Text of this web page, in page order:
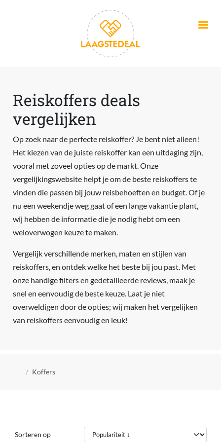
Reiskoffers deals
vergelijken
Op zoek naar de perfecte reiskoffer? Je bent niet alleen!
Het kiezen van de juiste reiskoffer kan een uitdaging zijn,
vooral met zoveel opties op de markt. Onze
vergelijkingswebsite helpt je om de beste reiskoffers te
vinden die passen bij jouw reisbehoeften en budget. Of je
nu een weekendje weg gaat of een lange vakantie plant,
wij hebben de informatie die je nodig hebt om een
weloverwogen keuze te maken.
Vergelijk verschillende merken, maten en stijlen van
reiskoffers, en ontdek welke het beste bij jou past. Met
onze handige filters en gedetailleerde reviews, maak je
snel en eenvoudig de beste keuze. Laat je niet
overweldigen door de opties; wij maken het vergelijken
van reiskoffers eenvoudig en leuk!
Kruimelpad
Koffers
Sorteren op